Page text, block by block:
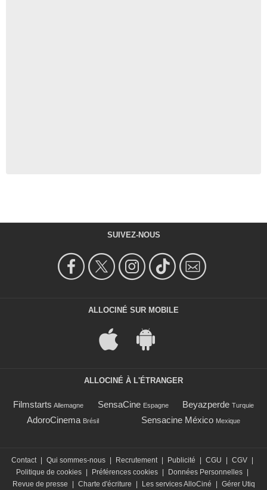
SUIVEZ-NOUS
ALLOCINÉ SUR MOBILE
ALLOCINÉ À L'ÉTRANGER
Filmstarts Allemagne SensaCine Espagne Beyazperde Turquie
AdoroCinema Brésil Sensacine México Mexique
Contact Qui sommes-nous Recrutement Publicité CGU CGV
Politique de cookies
Préférences cookies Données Personnelles
Revue de presse
Charte d'écriture Les services AlloCiné Gérer Utiq